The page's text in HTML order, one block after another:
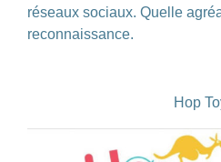
réseaux sociaux. Quelle
reconnaissance.
Hop